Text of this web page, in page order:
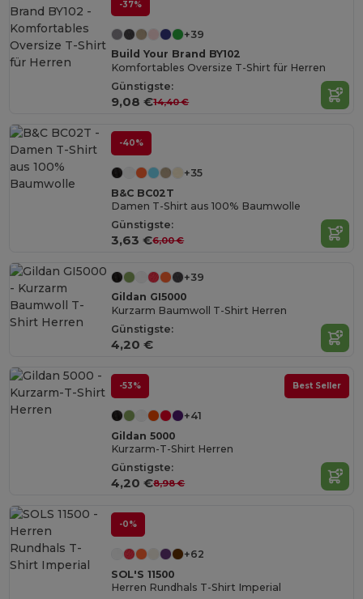
-37%
+39
Build Your Brand BY102
Komfortables Oversize T-Shirt für Herren
Günstigste:
9,08 €14,40 €
-40%
+35
B&C BC02T
Damen T-Shirt aus 100% Baumwolle
Günstigste:
3,63 €6,00 €
+39
Gildan GI5000
Kurzarm Baumwoll T-Shirt Herren
Günstigste:
4,20 €
-53% Best Seller
+41
Gildan 5000
Kurzarm-T-Shirt Herren
Günstigste:
4,20 €8,98 €
-0%
+62
SOL'S 11500
Herren Rundhals T-Shirt Imperial